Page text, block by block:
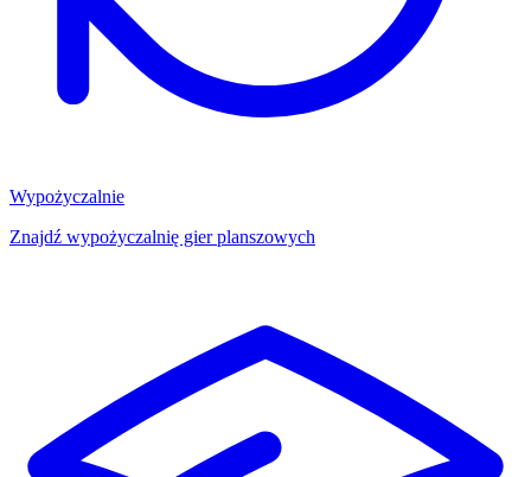
Wypożyczalnie
Znajdź wypożyczalnię gier planszowych